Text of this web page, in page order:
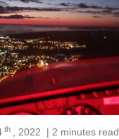
th , 2022 | 2 minutes read